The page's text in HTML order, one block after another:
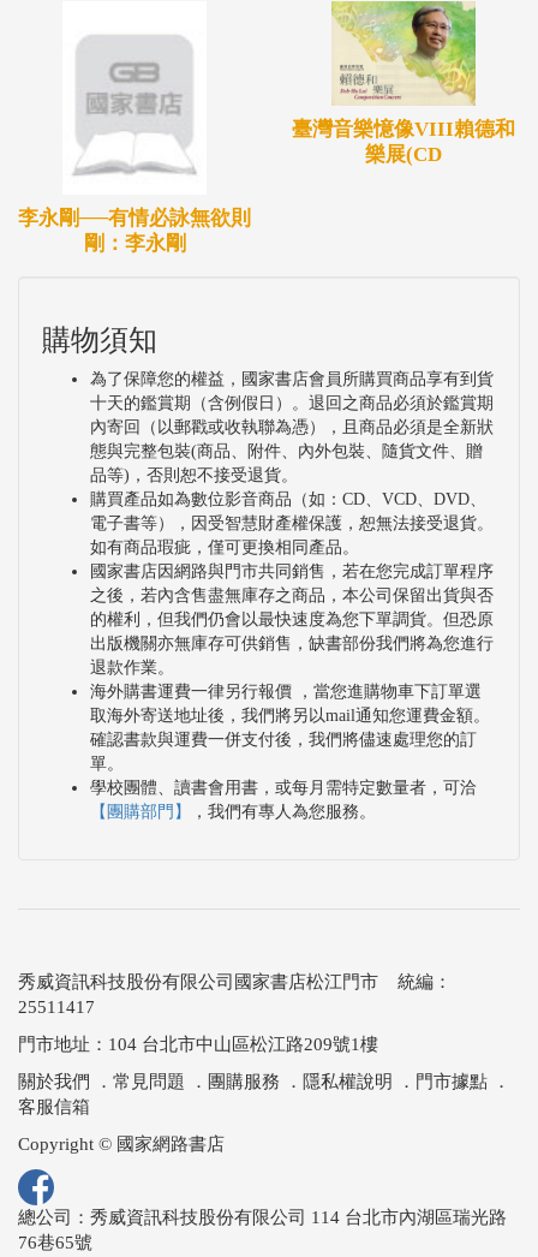
李永剛──有情必詠無欲則
剛：李永剛
臺灣音樂憶像VIII賴德和
樂展(CD
購物須知
為了保障您的權益，國家書店會員所購買商品享有到貨
十天的鑑賞期（含例假日）。退回之商品必須於鑑賞期
內寄回（以郵戳或收執聯為憑），且商品必須是全新狀
態與完整包裝(商品、附件、內外包裝、隨貨文件、贈
品等)，否則恕不接受退貨。
購買產品如為數位影音商品（如：CD、VCD、DVD、
電子書等），因受智慧財產權保護，恕無法接受退貨。
如有商品瑕疵，僅可更換相同產品。
國家書店因網路與門市共同銷售，若在您完成訂單程序
之後，若內含售盡無庫存之商品，本公司保留出貨與否
的權利，但我們仍會以最快速度為您下單調貨。但恐原
出版機關亦無庫存可供銷售，缺書部份我們將為您進行
退款作業。
海外購書運費一律另行報價 ，當您進購物車下訂單選
取海外寄送地址後，我們將另以mail通知您運費金額。
確認書款與運費一併支付後，我們將儘速處理您的訂
單。
學校團體、讀書會用書，或每月需特定數量者，可洽
【團購部門】
，我們有專人為您服務。
秀威資訊科技股份有限公司國家書店松江門市 統編：
25511417
門市地址：104 台北市中山區松江路209號1樓
關於我們 ． 常見問題 ． 團購服務 ． 隱私權說明 ． 門市據點 ．
客服信箱
Copyright © 國家網路書店
總公司：秀威資訊科技股份有限公司 114 台北市內湖區瑞光路
76巷65號